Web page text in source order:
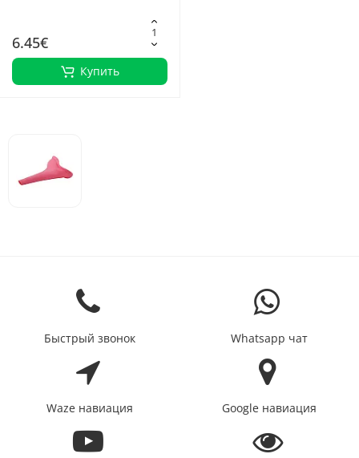
6.45€
Купить
Быстрый звонок Whatsapp чат
Waze навиация Google навиация